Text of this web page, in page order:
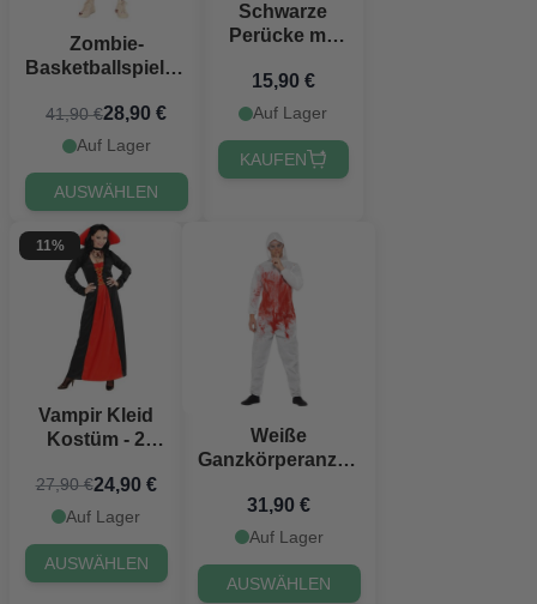
Zombie-
Basketballspieler-
41,90 €28,90 €
Auf Lager
AUSWÄHLEN
Schwarze
Perücke mit
Pony
15,90 €
Auf Lager
KAUFEN
11%
Vampir Kleid
Kostüm - 2
27,90 €24,90 €
Auf Lager
AUSWÄHLEN
Weiße
Ganzkörperanzug
2 Teile
31,90 €
Auf Lager
AUSWÄHLEN